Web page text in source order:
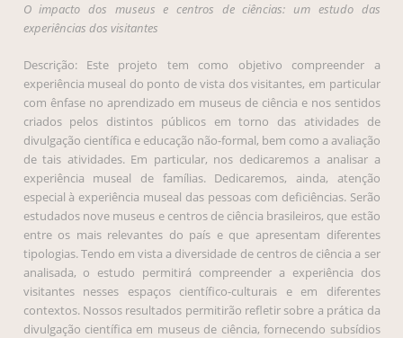
O impacto dos museus e centros de ciências: um estudo das
experiências dos visitantes
Descrição: Este projeto tem como objetivo compreender a
experiência museal do ponto de vista dos visitantes, em particular
com ênfase no aprendizado em museus de ciência e nos sentidos
criados pelos distintos públicos em torno das atividades de
divulgação científica e educação não-formal, bem como a avaliação
de tais atividades. Em particular, nos dedicaremos a analisar a
experiência museal de famílias. Dedicaremos, ainda, atenção
especial à experiência museal das pessoas com deficiências. Serão
estudados nove museus e centros de ciência brasileiros, que estão
entre os mais relevantes do país e que apresentam diferentes
tipologias. Tendo em vista a diversidade de centros de ciência a ser
analisada, o estudo permitirá compreender a experiência dos
visitantes nesses espaços científico-culturais e em diferentes
contextos. Nossos resultados permitirão refletir sobre a prática da
divulgação científica em museus de ciência, fornecendo subsídios